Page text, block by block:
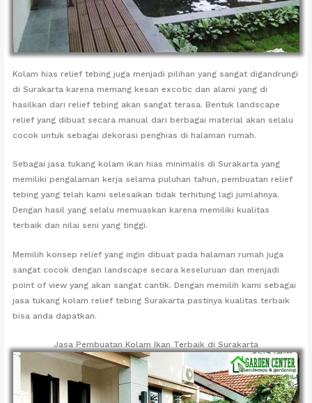
Kolam hias relief tebing juga menjadi pilihan yang sangat digandrungi
di Surakarta karena memang kesan excotic dan alami yang di
hasilkan dari relief tebing akan sangat terasa. Bentuk landscape
relief yang dibuat secara manual dari berbagai material akan selalu
cocok untuk sebagai dekorasi penghias di halaman rumah.
Sebagai jasa tukang kolam ikan hias minimalis di Surakarta yang
memiliki pengalaman kerja selama puluhan tahun, pembuatan relief
tebing yang telah kami selesaikan tidak terhitung lagi jumlahnya.
Dengan hasil yang selalu memuaskan karena memiliki kualitas
terbaik dan nilai seni yang tinggi.
Memilih konsep relief yang ingin dibuat pada halaman rumah juga
sangat cocok dengan landscape secara keseluruan dan menjadi
point of view yang akan sangat cantik. Dengan memilih kami sebagai
jasa tukang kolam relief tebing Surakarta pastinya kualitas terbaik
bisa anda dapatkan.
Jasa Pembuatan Kolam Ikan Terbaik di Surakarta